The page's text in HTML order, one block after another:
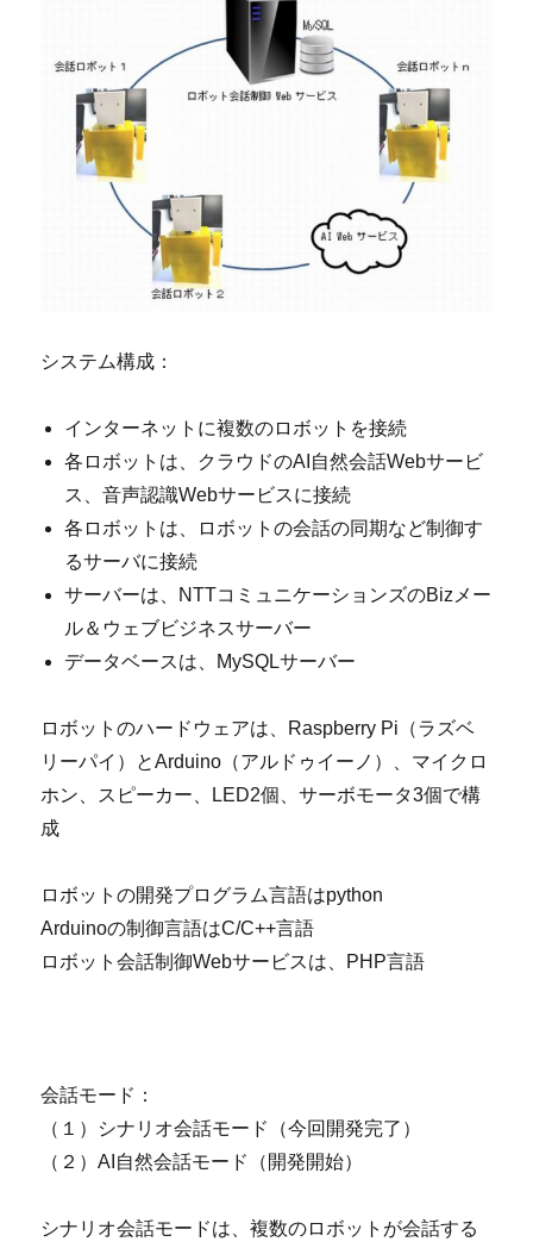
システム構成：
インターネットに複数のロボットを接続
各ロボットは、クラウドのAI自然会話Webサービ
ス、音声認識Webサービスに接続
各ロボットは、ロボットの会話の同期など制御す
るサーバに接続
サーバーは、NTTコミュニケーションズのBizメー
ル＆ウェブビジネスサーバー
データベースは、MySQLサーバー
ロボットのハードウェアは、Raspberry Pi（ラズベ
リーパイ）とArduino（アルドゥイーノ）、マイクロ
ホン、スピーカー、LED2個、サーボモータ3個で構
成
ロボットの開発プログラム言語はpython
Arduinoの制御言語はC/C++言語
ロボット会話制御Webサービスは、PHP言語
会話モード：
（１）シナリオ会話モード（今回開発完了）
（２）AI自然会話モード（開発開始）
シナリオ会話モードは、複数のロボットが会話する